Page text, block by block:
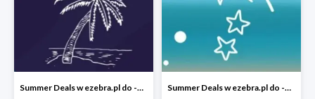
Summer Deals w ezebra.pl do -40% Summer Deals w ezebra.pl do -30%